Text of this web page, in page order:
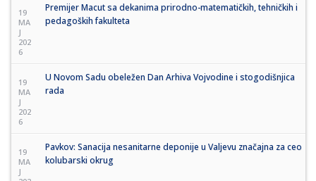
19
MA
J
202
6
Premijer Macut sa dekanima prirodno-matematičkih, tehničkih i
pedagoških fakulteta
19
MA
J
202
6
U Novom Sadu obeležen Dan Arhiva Vojvodine i stogodišnjica
rada
19
MA
J
Pavkov: Sanacija nesanitarne deponije u Valjevu značajna za ceo
kolubarski okrug